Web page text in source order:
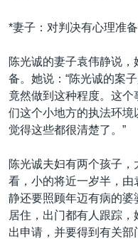
重要讲话与声明
台海两岸关系
南中国海争端
关注西藏
关注新疆
GEN Z 看美国
其他语言网站
*妻子：对判决有心理准
陈光诚的妻子袁伟静说
备。她说：“陈光诚的案
竟然做到这种程度。这
们这个小地方的执法环
觉得这些都很清楚了。”
陈光诚夫妇有两个孩子
看，小的将近一岁半，
静还要照顾年迈有病的
居住，出门都有人跟踪
出申请，并要得到有关